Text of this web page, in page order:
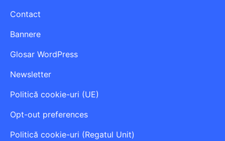
Contact
Bannere
Glosar WordPress
Newsletter
Politică cookie-uri (UE)
Opt-out preferences
Politică cookie-uri (Regatul Unit)